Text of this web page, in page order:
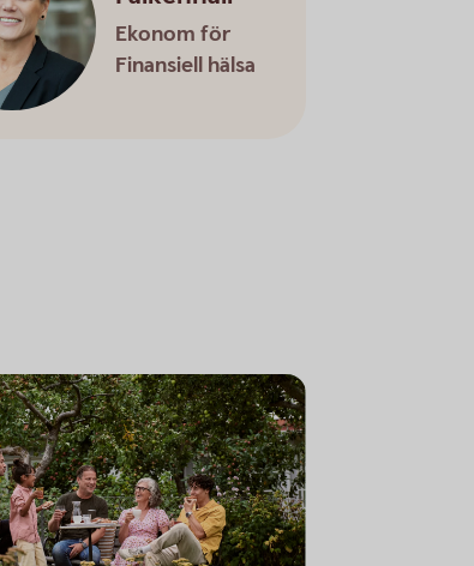
Ekonom för
Finansiell hälsa